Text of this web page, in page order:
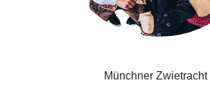
Münchner Zwietracht